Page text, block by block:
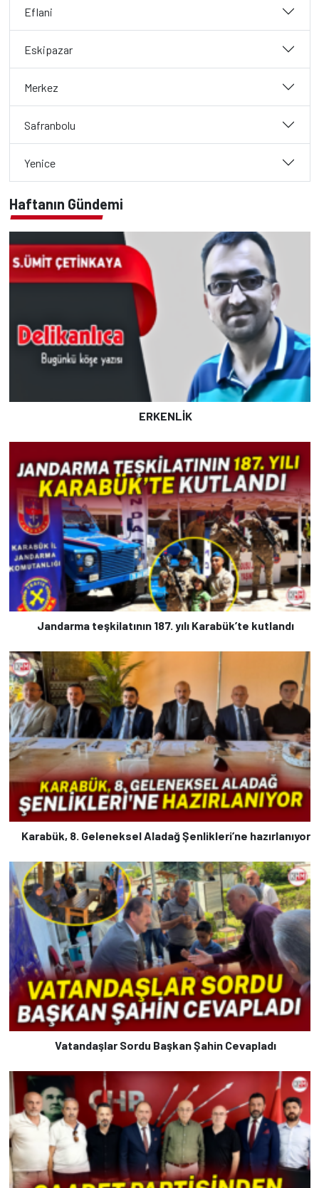
Eflani
Eskipazar
Merkez
Safranbolu
Yenice
Haftanın Gündemi
ERKENLİK
Jandarma teşkilatının 187. yılı Karabük’te kutlandı
Karabük, 8. Geleneksel Aladağ Şenlikleri’ne hazırlanıyor
Vatandaşlar Sordu Başkan Şahin Cevapladı